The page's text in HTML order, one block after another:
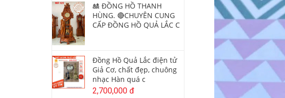
🎎 ĐỒNG HỒ THANH
HÙNG. 🔴CHUYÊN CUNG
CẤP ĐỒNG HỒ QUẢ LẮC C
Đồng Hồ Quả Lắc điện tử
Giả Cơ, chất đẹp, chuông
nhạc Hàn quá c
2,700,000 đ